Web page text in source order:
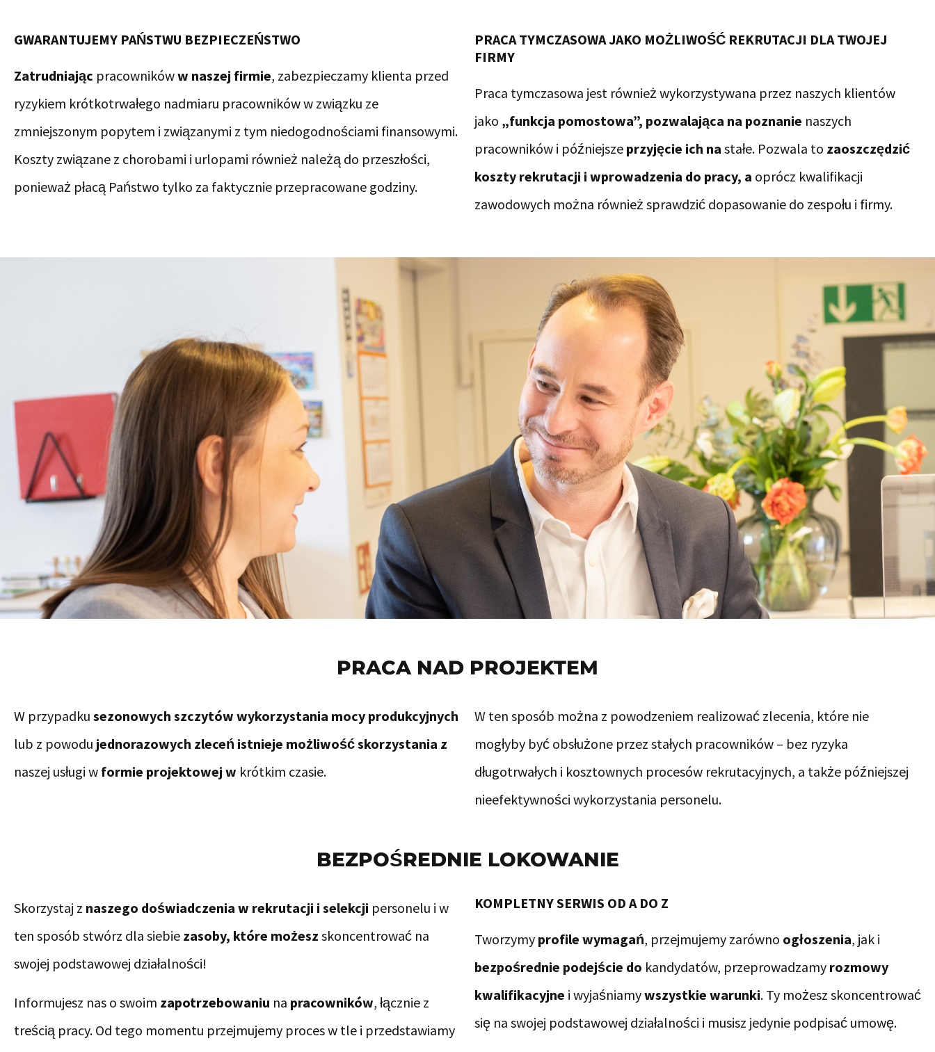
GWARANTUJEMY PAŃSTWU BEZPIECZEŃSTWO
Zatrudniając pracownikóww naszej firmie, zabezpieczamy klienta przed
ryzykiem krótkotrwałego nadmiaru pracowników w związku ze
zmniejszonym popytem i związanymi z tym niedogodnościami finansowymi.
Koszty związane z chorobami i urlopami również należą do przeszłości,
ponieważ płacą Państwo tylko za faktycznie przepracowane godziny.
PRACA TYMCZASOWA JAKO MOŻLIWOŚĆ REKRUTACJI DLA TWOJEJ
FIRMY
Praca tymczasowa jest również wykorzystywana przez naszych klientów
jako „funkcja pomostowa”, pozwalająca na poznanie naszych
pracowników i późniejsze przyjęcie ich na stałe. Pozwala to zaoszczędzić
koszty rekrutacji i wprowadzenia do pracy, a oprócz kwalifikacji
zawodowych można również sprawdzić dopasowanie do zespołu i firmy.
PRACA NAD PROJEKTEM
W przypadku sezonowych szczytów wykorzystania mocy produkcyjnych
lub z powodu jednorazowych zleceń istnieje możliwość skorzystania z
naszej usługi w formie projektowej w krótkim czasie.
W ten sposób można z powodzeniem realizować zlecenia, które nie
mogłyby być obsłużone przez stałych pracowników – bez ryzyka
długotrwałych i kosztownych procesów rekrutacyjnych, a także późniejszej
nieefektywności wykorzystania personelu.
BEZPOŚREDNIE LOKOWANIE
Skorzystaj z naszego doświadczenia w rekrutacji i selekcji personelu i w
ten sposób stwórz dla siebie zasoby, które możesz skoncentrować na
swojej podstawowej działalności!
Informujesz nas o swoim zapotrzebowaniu na pracowników, łącznie z
treścią pracy. Od tego momentu przejmujemy proces w tle i przedstawiamy
KOMPLETNY SERWIS OD A DO Z
Tworzymy profile wymagań, przejmujemy zarówno ogłoszenia, jak i
bezpośrednie podejście do kandydatów, przeprowadzamy rozmowy
kwalifikacyjne i wyjaśniamywszystkie warunki. Ty możesz skoncentrować
się na swojej podstawowej działalności i musisz jedynie podpisać umowę.